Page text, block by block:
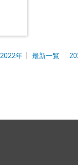
2022年 最新一覧